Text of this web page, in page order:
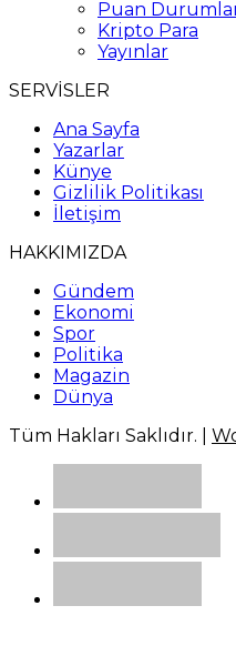
Puan
Kripto Para
Yayınlar
SERVİSLER
Ana Sayfa
Yazarlar
Künye
Gizlilik Politikası
İletişim
HAKKIMIZDA
Gündem
Ekonomi
Spor
Politika
Magazin
Dünya
Tüm Hakları Saklıdır. |